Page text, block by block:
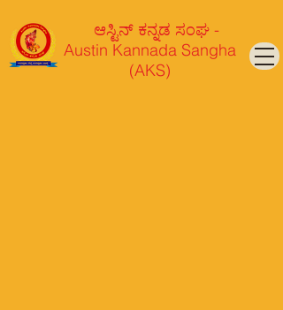
ಆಸ್ಟಿನ್ ಕನ್ನಡ ಸಂಘ -
Austin Kannada Sangha
(AKS)